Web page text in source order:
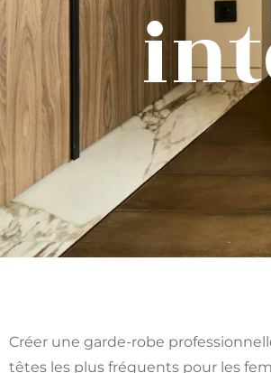
Créer une garde-robe
têtes les plus fréquents pour les